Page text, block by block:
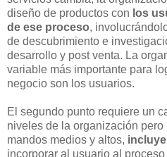
diseño de productos con los
de ese proceso,
de descubrimiento e
desarrollo y post venta. La
variable más importante para
negocio son los usuarios.
El segundo punto requiere un
niveles de la organización
mandos medios y altos,
incorporar al usuario al